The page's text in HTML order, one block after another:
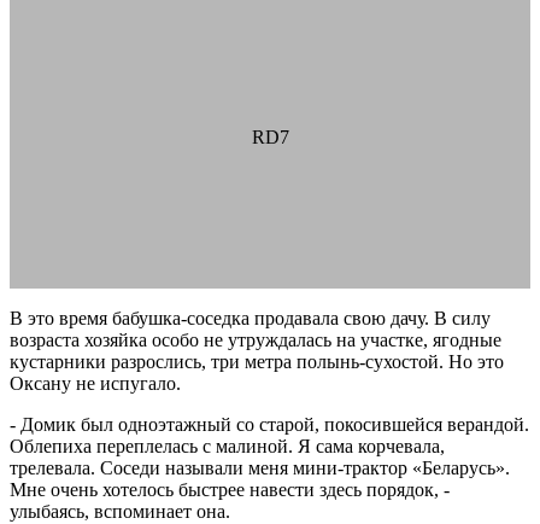
RD7
В это время бабушка-соседка продавала свою дачу. В силу
возраста хозяйка особо не утруждалась на участке, ягодные
кустарники разрослись, три метра полынь-сухостой. Но это
Оксану не испугало.
- Домик был одноэтажный со старой, покосившейся верандой.
Облепиха переплелась с малиной. Я сама корчевала,
трелевала. Соседи называли меня мини-трактор «Беларусь».
Мне очень хотелось быстрее навести здесь порядок, -
улыбаясь, вспоминает она.